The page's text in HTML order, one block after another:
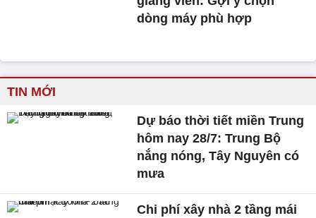
dòng máy phù hợp
TIN MỚI
Dự báo thời tiết miền Trung
hôm nay 28/7: Trung Bộ
nắng nóng, Tây Nguyên có
mưa
Chi phí xây nhà 2 tầng mái